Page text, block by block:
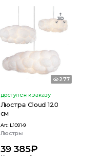
277
доступен к заказу
Люстра Cloud 120
см
Art: L1091-9
Люстры
39 385₽